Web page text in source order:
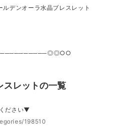
デンオーラ水晶ブレスレット
スレットの一覧
ださい▼
198510